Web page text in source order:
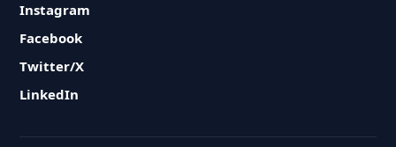
Instagram
Facebook
Twitter/X
LinkedIn